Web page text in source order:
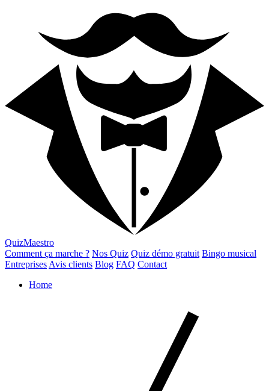
QuizMaestro
Comment ça marche ? Nos Quiz Quiz démo gratuit Bingo musical
Entreprises Avis clients Blog FAQ Contact
Home